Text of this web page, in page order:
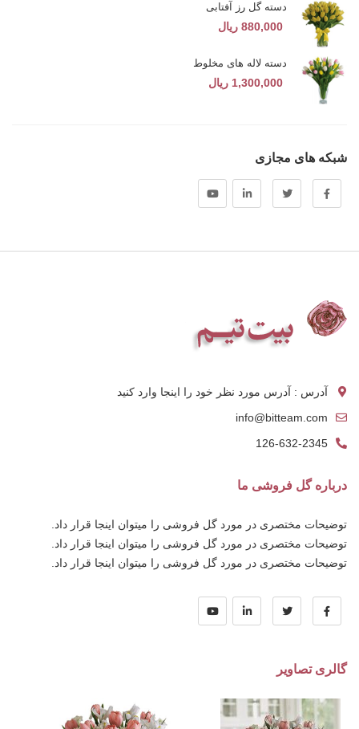
دسته گل رز آفتابی
880,000 ریال
دسته لاله های مخلوط
1,300,000 ریال
شبکه های مجازی
آدرس : آدرس مورد نظر خود را اینجا وارد کنید
info@bitteam.com
126-632-2345
درباره گل فروشی ما
توضیحات مختصری در مورد گل فروشی را میتوان اینجا قرار داد.
توضیحات مختصری در مورد گل فروشی را میتوان اینجا قرار داد.
توضیحات مختصری در مورد گل فروشی را میتوان اینجا قرار داد.
گالری تصاویر